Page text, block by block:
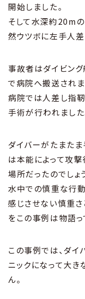
開始しました。
そして水深約20m
然ウツボに左手人
事故者はダイビン
で病院へ搬送されま
病院では人差し指
手術が行われました
ダイバーがたまたま
は本能によって攻
場所だったのでしょ
水中での慎重な行
感じさせない慎重
をこの事例は物語っ
この事例では、ダ
ニックになって大
ん。